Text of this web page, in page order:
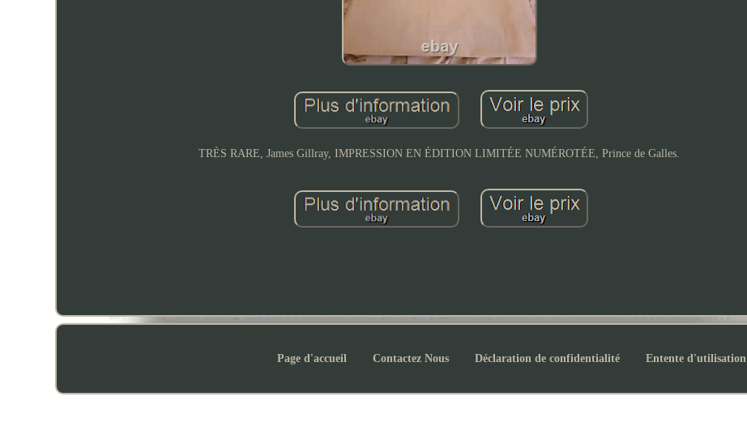
TRÈS RARE, James Gillray, IMPRESSION EN ÉDITION LIMITÉE NUMÉROTÉE, Prince de Galles.
Page d'accueil Contactez Nous Déclaration de confidentialité Entente d'utilisation